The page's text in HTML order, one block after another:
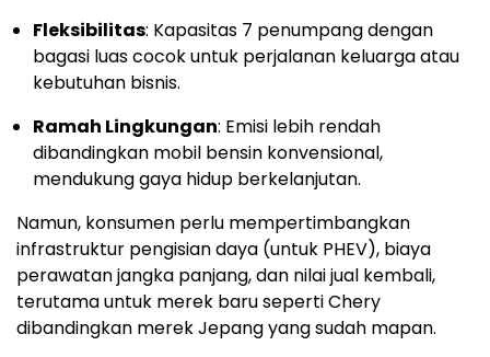
Fleksibilitas: Kapasitas 7 penumpang dengan
bagasi luas cocok untuk perjalanan keluarga atau
kebutuhan bisnis.
Ramah Lingkungan: Emisi lebih rendah
dibandingkan mobil bensin konvensional,
mendukung gaya hidup berkelanjutan.
Namun, konsumen perlu mempertimbangkan
infrastruktur pengisian daya (untuk PHEV), biaya
perawatan jangka panjang, dan nilai jual kembali,
terutama untuk merek baru seperti Chery
dibandingkan merek Jepang yang sudah mapan.